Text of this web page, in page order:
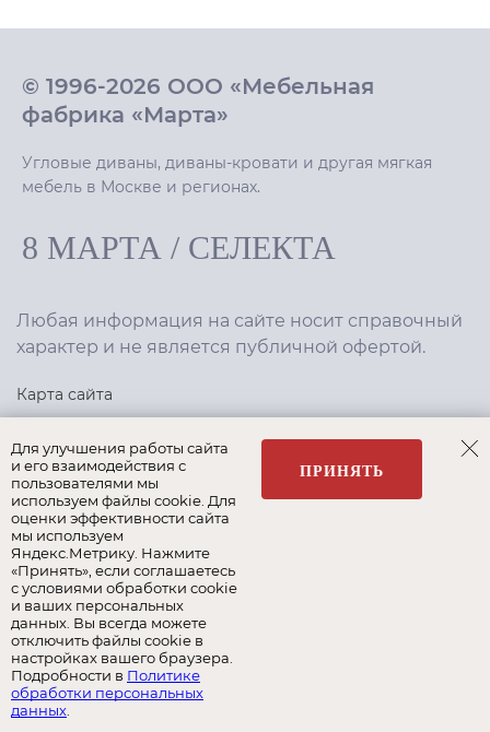
© 1996-2026 ООО «Мебельная
фабрика «Марта»
Угловые диваны, диваны-кровати и другая мягкая
мебель в Москве и регионах.
8 МАРТА / СЕЛЕКТА
Любая информация на сайте носит справочный
характер и не является публичной офертой.
Карта сайта
Политика конфиденциальности
Создание сайта,интернет-маркетинг
Наши бренды:
8 Марта Селекта
Albert&Shtein
Для улучшения работы сайта
и его взаимодействия с
пользователями мы
используем файлы cookie. Для
оценки эффективности сайта
мы используем
Яндекс.Метрику. Нажмите
«Принять», если соглашаетесь
с условиями обработки cookie
и ваших персональных
данных. Вы всегда можете
отключить файлы cookie в
настройках вашего браузера.
Подробности в Политике
обработки персональных
данных
ПРИНЯТЬ